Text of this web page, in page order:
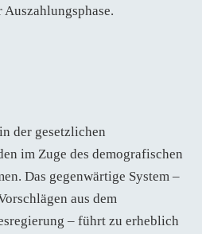
der gesetzlichen
im Zuge des demografischen
Das gegenwärtige System –
aus dem
– führt zu erheblich